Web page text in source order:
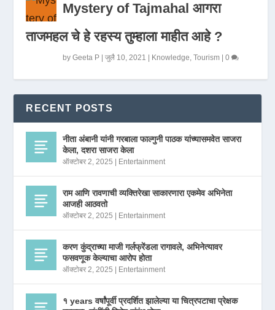
Mystery of Tajmahal आगरा
ताजमहल चे हे रहस्य तुम्हाला माहीत आहे ?
byGeeta P |जुलै 10, 2021 Knowledge,Tourism |0
RECENT POSTS
नीता अंबानी यांनी गरबाला फाल्गुनी पाठक यांच्यासमवेत साजरा
केला, दशरा साजरा केला
ऑक्टोबर 2, 2025 Entertainment
राम आणि रावणाची व्यक्तिरेखा साकारणारा एकमेव अभिनेता
आजही आठवतो
ऑक्टोबर 2, 2025 Entertainment
करण कुंद्राच्या माजी गर्लफ्रेंडला रागावले, अभिनेत्यावर
फसवणूक केल्याचा आरोप होता
ऑक्टोबर 2, 2025 Entertainment
१ years वर्षांपूर्वी प्रदर्शित झालेल्या या चित्रपटाचा प्रेक्षक